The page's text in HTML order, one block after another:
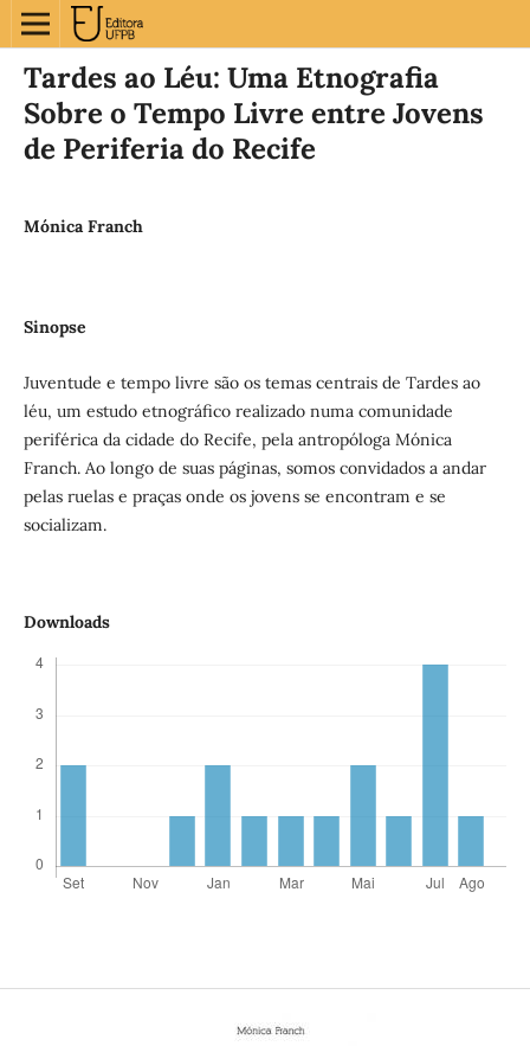
Tardes ao Léu: Uma Etnografia
Sobre o Tempo Livre entre Jovens
de Periferia do Recife
Mónica Franch
Sinopse
Juventude e tempo livre são os temas centrais de Tardes ao
léu, um estudo etnográfico realizado numa comunidade
periférica da cidade do Recife, pela antropóloga Mónica
Franch. Ao longo de suas páginas, somos convidados a andar
pelas ruelas e praças onde os jovens se encontram e se
socializam.
Downloads